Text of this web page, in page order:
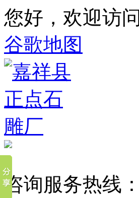
您好，欢迎访
谷歌地图
咨询服务热线：